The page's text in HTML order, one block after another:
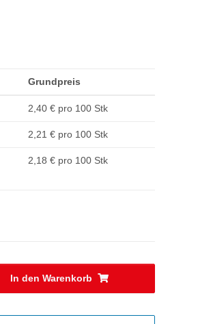
Grundpreis
2,40 € pro 100 Stk
2,21 € pro 100 Stk
2,18 € pro 100 Stk
In den Warenkorb